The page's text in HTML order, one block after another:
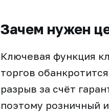
Зачем нужен
Ключевая функция
торгов
разрыв за счёт
поэтому розничный